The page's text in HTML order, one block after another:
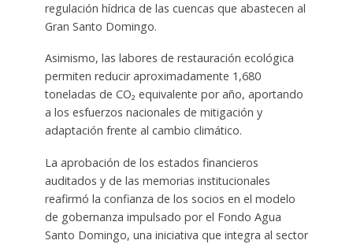
regulación hídrica de las cuencas que abastecen al
Gran Santo Domingo.
Asimismo, las labores de restauración ecológica
permiten reducir aproximadamente 1,680
toneladas de CO₂ equivalente por año, aportando
a los esfuerzos nacionales de mitigación y
adaptación frente al cambio climático.
La aprobación de los estados financieros
auditados y de las memorias institucionales
reafirmó la confianza de los socios en el modelo
de gobernanza impulsado por el Fondo Agua
Santo Domingo, una iniciativa que integra al sector